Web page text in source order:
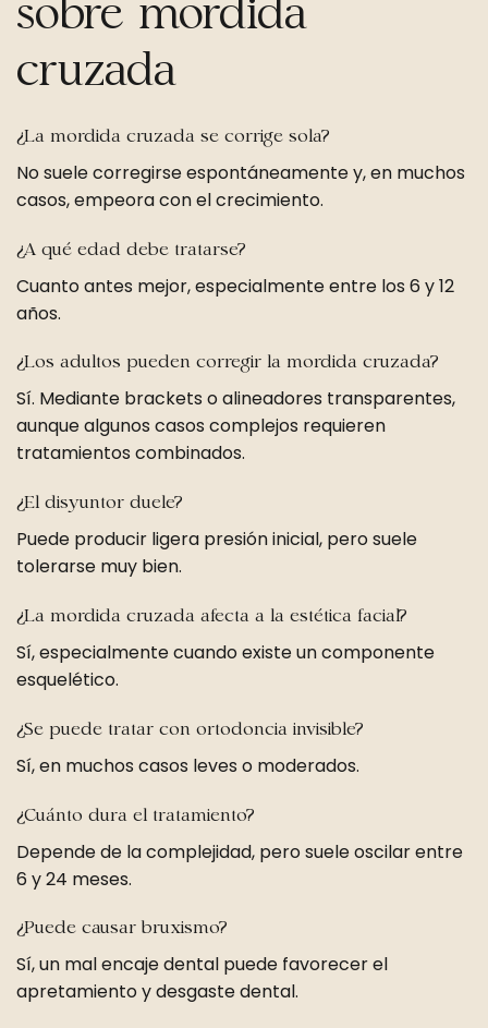
sobre mordida
cruzada
¿La mordida cruzada se corrige sola?
No suele corregirse espontáneamente y, en muchos
casos, empeora con el crecimiento.
¿A qué edad debe tratarse?
Cuanto antes mejor, especialmente entre los 6 y 12
años.
¿Los adultos pueden corregir la mordida cruzada?
Sí. Mediante brackets o alineadores transparentes,
aunque algunos casos complejos requieren
tratamientos combinados.
¿El disyuntor duele?
Puede producir ligera presión inicial, pero suele
tolerarse muy bien.
¿La mordida cruzada afecta a la estética facial?
Sí, especialmente cuando existe un componente
esquelético.
¿Se puede tratar con ortodoncia invisible?
Sí, en muchos casos leves o moderados.
¿Cuánto dura el tratamiento?
Depende de la complejidad, pero suele oscilar entre
6 y 24 meses.
¿Puede causar bruxismo?
Sí, un mal encaje dental puede favorecer el
apretamiento y desgaste dental.